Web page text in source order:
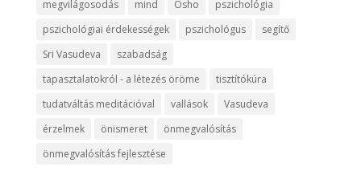
megvilágosodás
mind Osho
pszichológia
pszichológiai érdekességek
pszichológus
segítő
Sri Vasudeva
szabadság
tapasztalatokról - a létezés öröme
tisztítókúra
tudatváltás meditációval
vallások
Vasudeva
érzelmek
önismeret
önmegvalósítás
önmegvalósítás fejlesztése